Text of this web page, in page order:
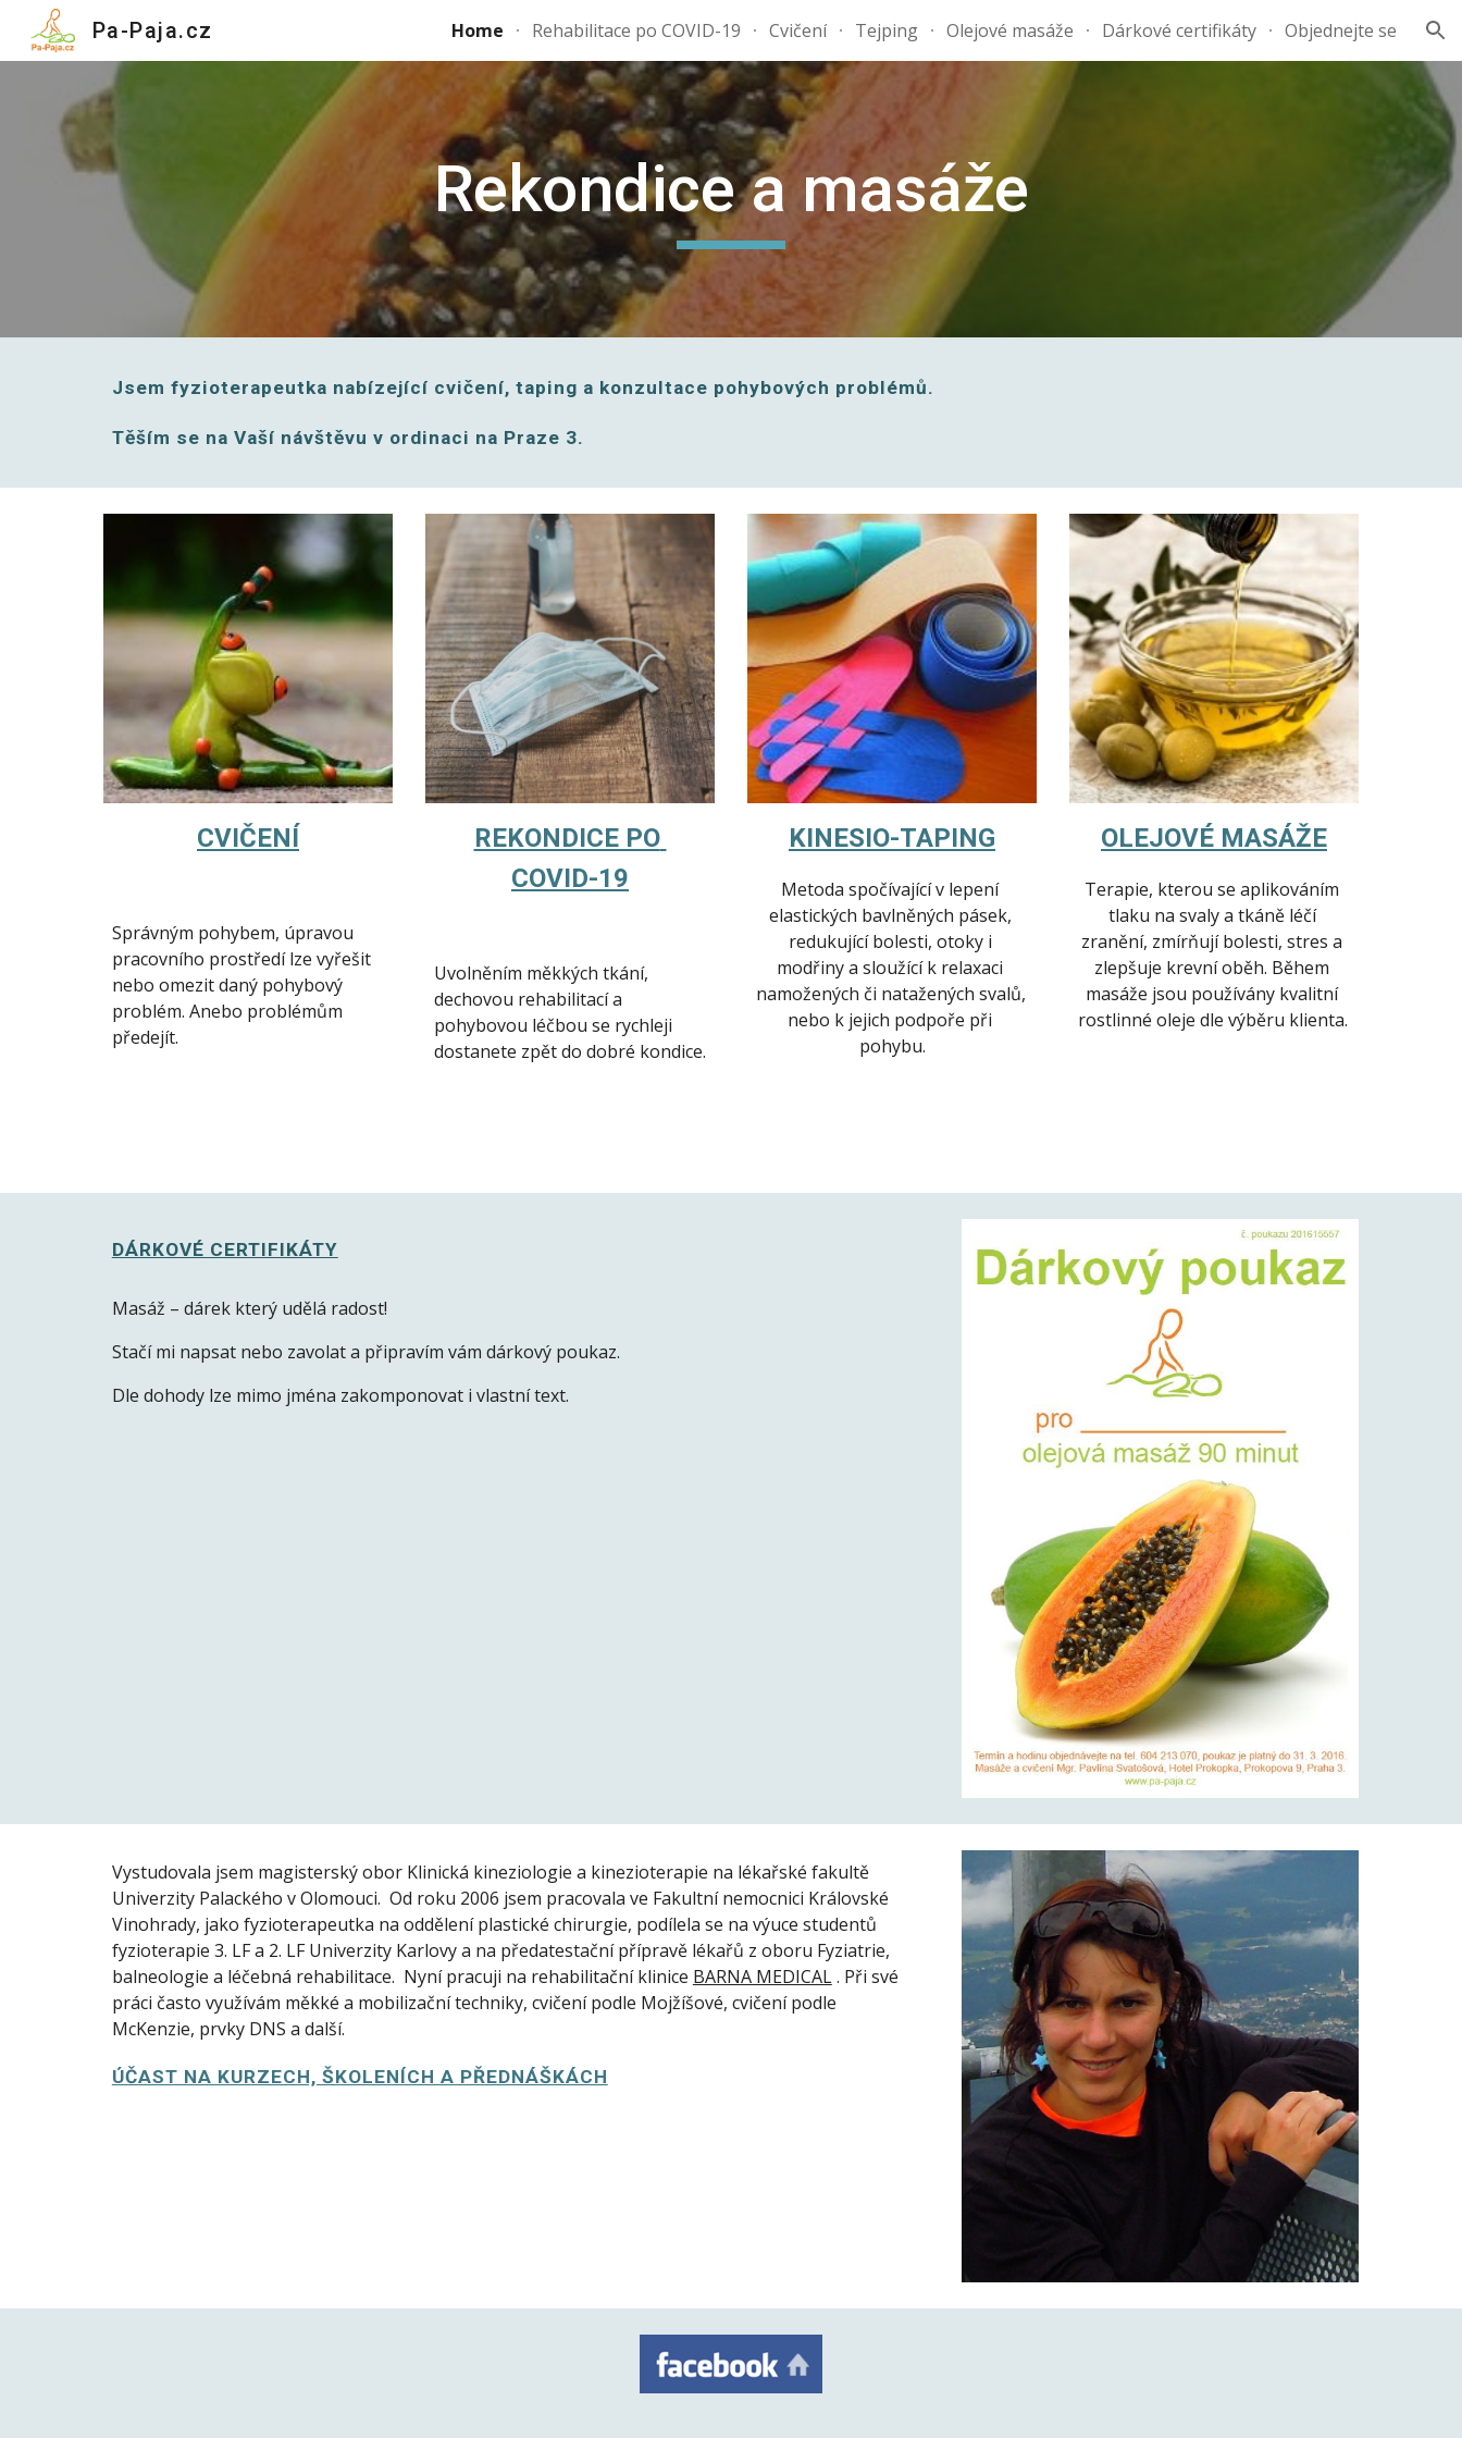
Skip to main content Skip to navigation
Pa-Paja.cz Home Rehabilitace po COVID-19 Cvičení Tejping Olejové masáže Dárkové certifikáty Objednejte se
Rekondice a masáže
Jsem fyzioterapeutka nabízející cvičení, taping a konzultace pohybových problémů.
Těším se na Vaší návštěvu v ordinaci na Praze 3.
CVIČENÍ
Správným pohybem, úpravou
pracovního prostředí lze vyřešit
nebo omezit daný pohybový
problém. Anebo problémům
předejít.
REKONDICE PO
COVID-19
Uvolněním měkkých tkání,
dechovou rehabilitací a
pohybovou léčbou se rychleji
dostanete zpět do dobré kondice.
KINESIO-TAPING
Metoda spočívající v lepení
elastických bavlněných pásek,
redukující bolesti, otoky i
modřiny a sloužící k relaxaci
namožených či natažených svalů,
nebo k jejich podpoře při
pohybu.
OLEJOVÉ MASÁŽE
Terapie, kterou se aplikováním
tlaku na svaly a tkáně léčí
zranění, zmírňují bolesti, stres a
zlepšuje krevní oběh. Během
masáže jsou používány kvalitní
DÁRKOVÉ CERTIFIKÁTY
Masáž – dárek který udělá radost!
Stačí mi napsat nebo zavolat a připravím vám dárkový poukaz.
Dle dohody lze mimo jména zakomponovat i vlastní text.
Vystudovala jsem magisterský obor Klinická kineziologie a kinezioterapie na lékařské fakultě
Univerzity Palackého v Olomouci.  Od roku 2006 jsem pracovala ve Fakultní nemocnici Královské
Vinohrady, jako fyzioterapeutka na oddělení plastické chirurgie, podílela se na výuce studentů
fyzioterapie 3. LF a 2. LF Univerzity Karlovy a na předatestační přípravě lékařů z oboru Fyziatrie,
balneologie a léčebná rehabilitace.  Nyní pracuji na rehabilitační klinice BARNA MEDICAL . Při své
práci často využívám měkké a mobilizační techniky, cvičení podle Mojžíšové, cvičení podle
McKenzie, prvky DNS a další.
ÚČAST NA KURZECH, ŠKOLENÍCH A PŘEDNÁŠKÁCH